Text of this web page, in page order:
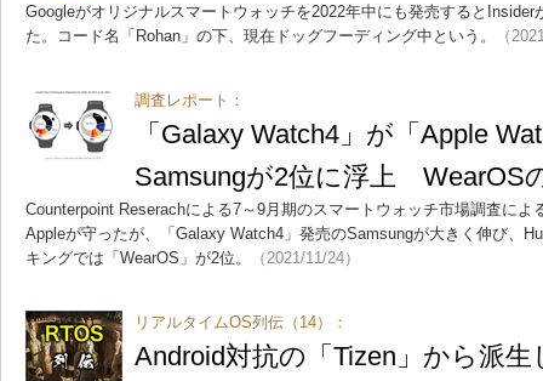
Googleがオリジナルスマートウォッチを2022年中にも発売すると
た。コード名「Rohan」の下、現在ドッグフーディング中という。
（
調査レポート：
「Galaxy Watch4」が「Apple
Samsungが2位に浮上 WearOS
Counterpoint Reserachによる7～9月期のスマートウォッチ市場調査によ
Appleが守ったが、「Galaxy Watch4」発売のSamsungが大きく伸び、
キングでは「WearOS」が2位。
（2021/11/24）
リアルタイムOS列伝（14）：
Android対抗の「Tizen」から派